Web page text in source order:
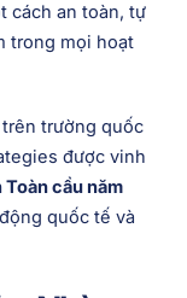
cách an toàn, tự
trong mọi hoạt
trường quốc
được vinh
cầu năm
quốc tế và